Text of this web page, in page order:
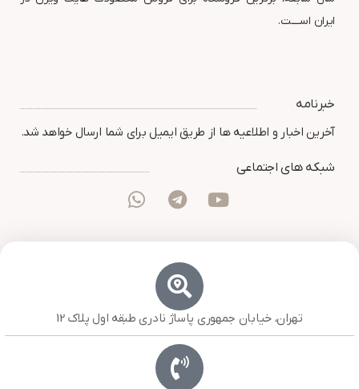
ایران اســــت.
خبرنامه
آخرین اخبار و اطلاعیه ها از طریق ایمیل برای شما ارسال خواهد شد.
شبکه های اجتماعی
تهران، خیابان جمهوری پاساژ نادری طبقه اول پلاک 12